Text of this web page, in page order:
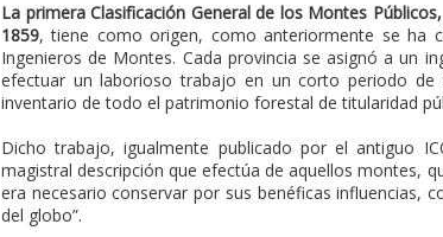
La primera Clasificación General de los Montes
1859, tiene como origen, como anteriormente se ha
Ingenieros de Montes. Cada provincia se asignó a un
efectuar un laborioso trabajo en un corto periodo
inventario de todo el patrimonio forestal de titularidad
Dicho trabajo, igualmente publicado por el antiguo
magistral descripción que efectúa de aquellos montes,
era necesario conservar por sus benéficas influencias,
del globo”.